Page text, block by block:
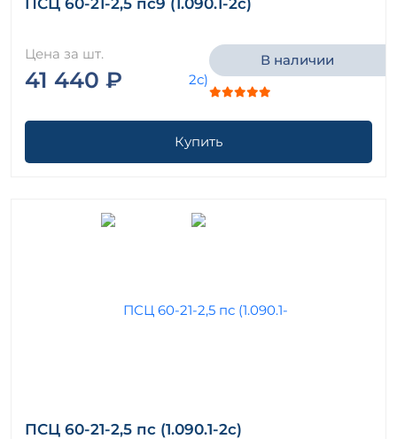
Цена за шт.
41 440 ₽
В наличии
Купить
ПСЦ 60-21-2,5 пс (1.090.1-2с)